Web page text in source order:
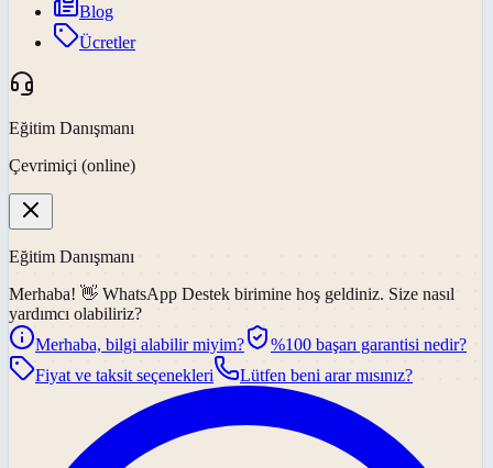
Blog
Ücretler
Eğitim Danışmanı
Çevrimiçi (online)
Eğitim Danışmanı
Merhaba! 👋 WhatsApp Destek birimine hoş geldiniz. Size nasıl
yardımcı olabiliriz?
Merhaba, bilgi alabilir miyim?
%100 başarı garantisi nedir?
Fiyat ve taksit seçenekleri
Lütfen beni arar mısınız?